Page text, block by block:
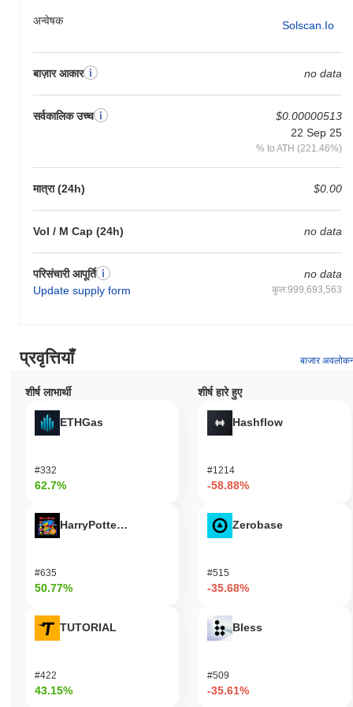
अन्वेषक Solscan.io
बाज़ार आकार no data
सर्वकालिक उच्च
$0.00000513
22 Sep 25
% to ATH (221.46%)
मात्रा (24h) $0.00
Vol / M Cap (24h) no data
परिसंचारी आपूर्ति
Update supply form
no data
कुल:999,693,563
पिछले 7 दिनों में, 420 Blaze It ने
बढ़ा, समग्र क्रिप्टो बाजार जिसने
WEED की मूल्य कार्रवाई में अस्थायी पिछड़ापन का संकेत देता है।
प्रवृत्तियाँ बाजार
शीर्ष लाभार्थी
ETHGas
#332
62.7%
HarryPotterObamaSonic10Inu (ETH)
#635
50.77%
TUTORIAL
#422
43.15%
शीर्ष हारे हुए
Hashflow
#1214
-58.88%
Zerobase
#515
-35.68%
Bless
#509
-35.61%